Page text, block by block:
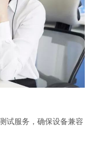
试服务，确保设备兼容